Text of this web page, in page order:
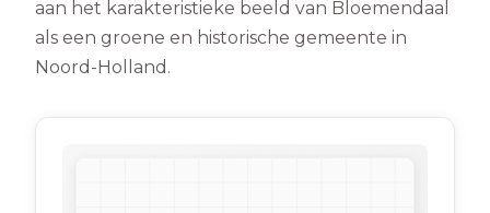
aan het karakteristieke beeld van Bloemendaal
als een groene en historische gemeente in
Noord-Holland.